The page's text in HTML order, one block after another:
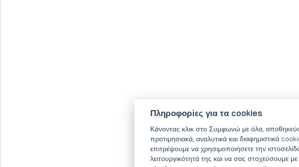
Πληροφορίες για τα cookies
Κάνοντας κλικ στο Συμφωνώ με όλα,
προτιμησιακά, αναλυτικά και διαφημιστικά
επιτρέψουμε να χρησιμοποιήσετε την
λειτουργικότητά της και να σας στοχεύσουμε